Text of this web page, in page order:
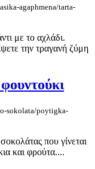
agaphmena/tarta-
με το αχλάδι.
την τραγανή ζύμη
sokolata/poytigka-
που γίνεται
και φρούτα....